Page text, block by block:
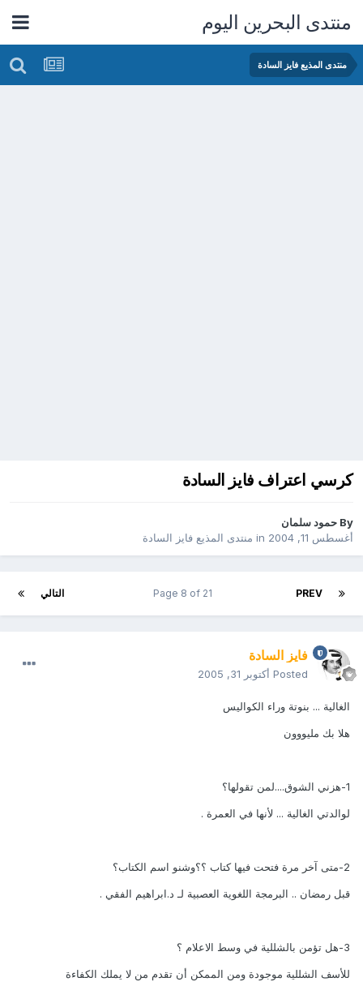
منتدى البحرين اليوم
منتدى المذيع فايز السادة
كرسي اعتراف فايز السادة
By حمود سلمان
أغسطس 11, 2004
in منتدى المذيع فايز السادة
PREV التالي Page 8 of 21
فايز السادة
Posted أكتوبر 31, 2005
الغالية ... بنوتة وراء الكواليس
هلا بك مليووون
لوالدتي الغالية ... لأنها في العمرة .
2-متى آخر مرة فتحت فيها كتاب ؟؟وشنو اسم الكتاب؟
قبل رمضان .. البرمجة اللغوية العصبية لـ د.ابراهيم الفقي .
3-هل تؤمن بالشللية في وسط الاعلام ؟
للأسف الشللية موجودة ومن الممكن أن تقدم من لا يملك الكفاءة